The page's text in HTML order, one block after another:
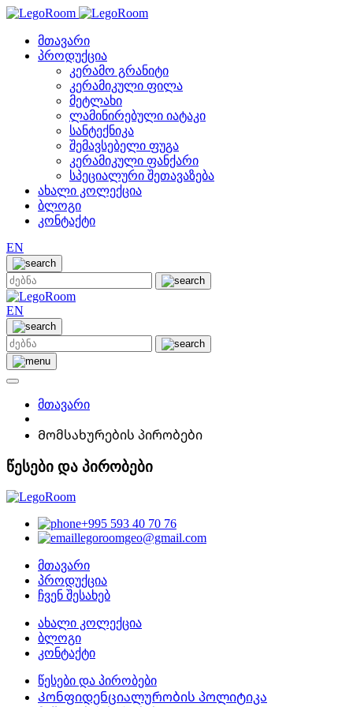
მთავარი
პროდუქცია
კერამო გრანიტი
კერამიკული ფილა
მეტლახი
ლამინირებული იატაკი
სანტექნიკა
შემავსებელი ფუგა
კერამიკული ფანქარი
სპეციალური შეთავაზება
ახალი კოლექცია
ბლოგი
კონტაქტი
EN
EN
მთავარი
Მომსახურების პირობები
წესები და პირობები
+995 593 40 70 76
legoroomgeo@gmail.com
მთავარი
პროდუქცია
ჩვენ შესახებ
ახალი კოლექცია
ბლოგი
კონტაქტი
წესები და პირობები
Კონფიდენციალურობის პოლიტიკა